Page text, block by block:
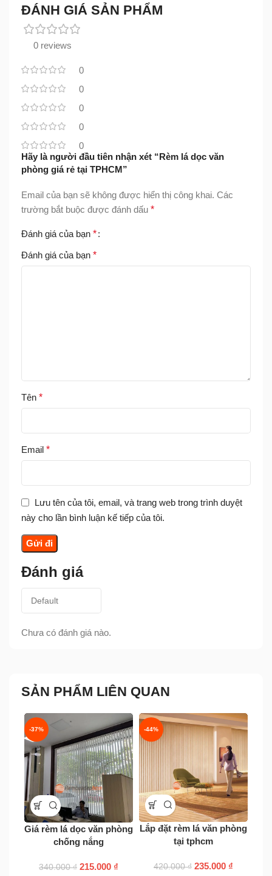
ĐÁNH GIÁ SẢN PHẨM
0 reviews
0
0
0
0
0
Đánh giá
Chưa có đánh giá nào.
Hãy là người đầu tiên nhận xét “Rèm lá dọc văn
phòng giá rẻ tại TPHCM”
Email của bạn sẽ không được hiển thị công khai. Các
trường bắt buộc được đánh dấu *
Đánh giá của bạn *
Đánh giá của bạn *
Tên *
Email *
Lưu tên của tôi, email, và trang web trong trình duyệt
này cho lần bình luận kế tiếp của tôi.
SẢN PHẨM LIÊN QUAN
-37%
Giá rèm lá dọc văn phòng
chống nắng
340.000₫ 215.000 ₫
-44%
Lắp đặt rèm lá văn phòng
tại tphcm
420.000₫ 235.000 ₫